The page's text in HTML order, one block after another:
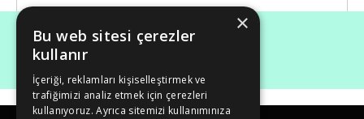
Afiş Ekle
Maksimum dosya boyutu (Mb): 50
×
Bu web sitesi çerezler
kullanır
İçeriği, reklamları kişiselleştirmek ve
trafiğimizi analiz etmek için çerezleri
kullanıyoruz. Ayrıca sitemizi kullanımınıza